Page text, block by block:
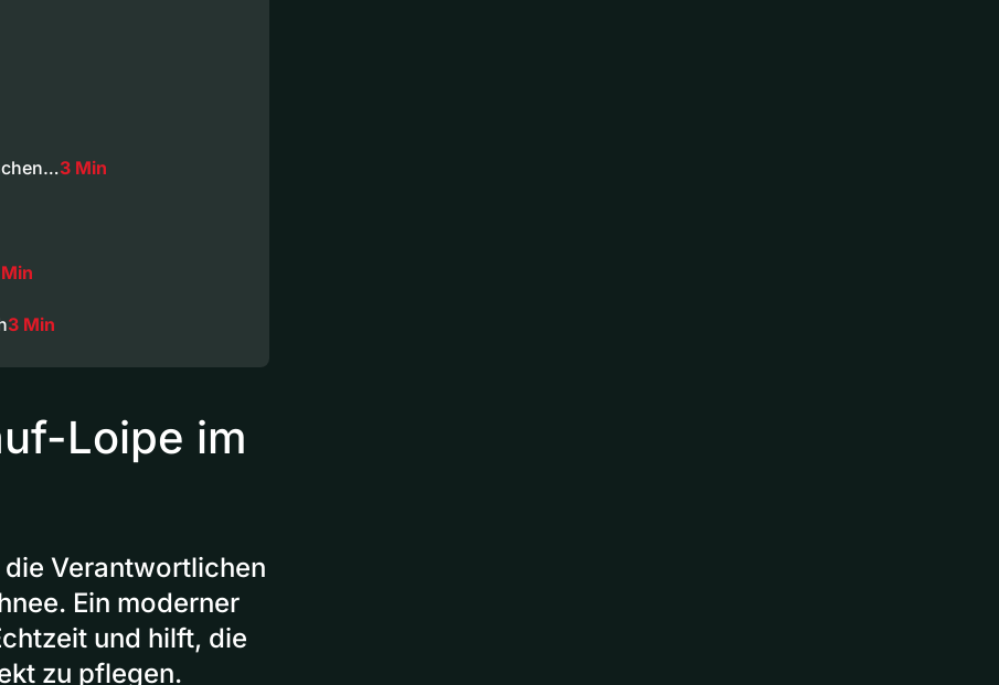
3 Min
3 Min
Loipe im
Verantwortlichen
Ein moderner
und hilft, die
zu pflegen.